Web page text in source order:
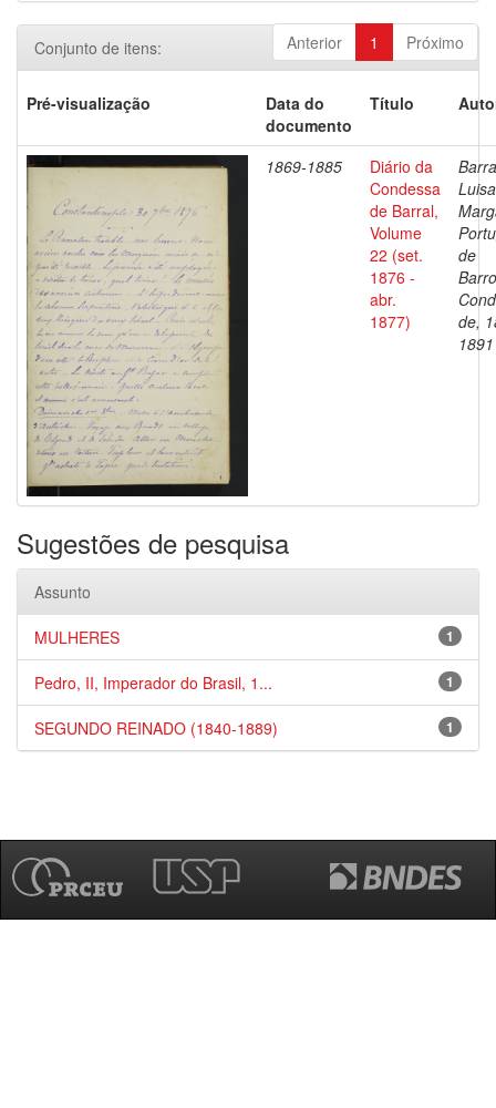
Anterior 1 Próximo
Conjunto de itens:
Pré-visualização
Data do
documento
Título
1869-1885
Diário da
Condessa
de Barral,
Volume
22 (set.
1876 -
abr.
1877)
Luisa
de
de,
1891
Sugestões de pesquisa
Assunto
1
MULHERES
1
Pedro, II, Imperador do Brasil, 1...
1
SEGUNDO REINADO (1840-1889)